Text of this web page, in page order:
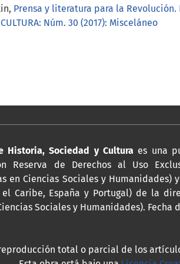
Prensa y literatura para la Revolución.
CULTURA: Núm. 30 (2017): Misceláneo
Historia, Sociedad y Culturaes una
Reserva de Derechos al Uso
en Ciencias Sociales y Humanidades)
Caribe, España y Portugal) de la
Sociales y Humanidades).
total o parcial de los